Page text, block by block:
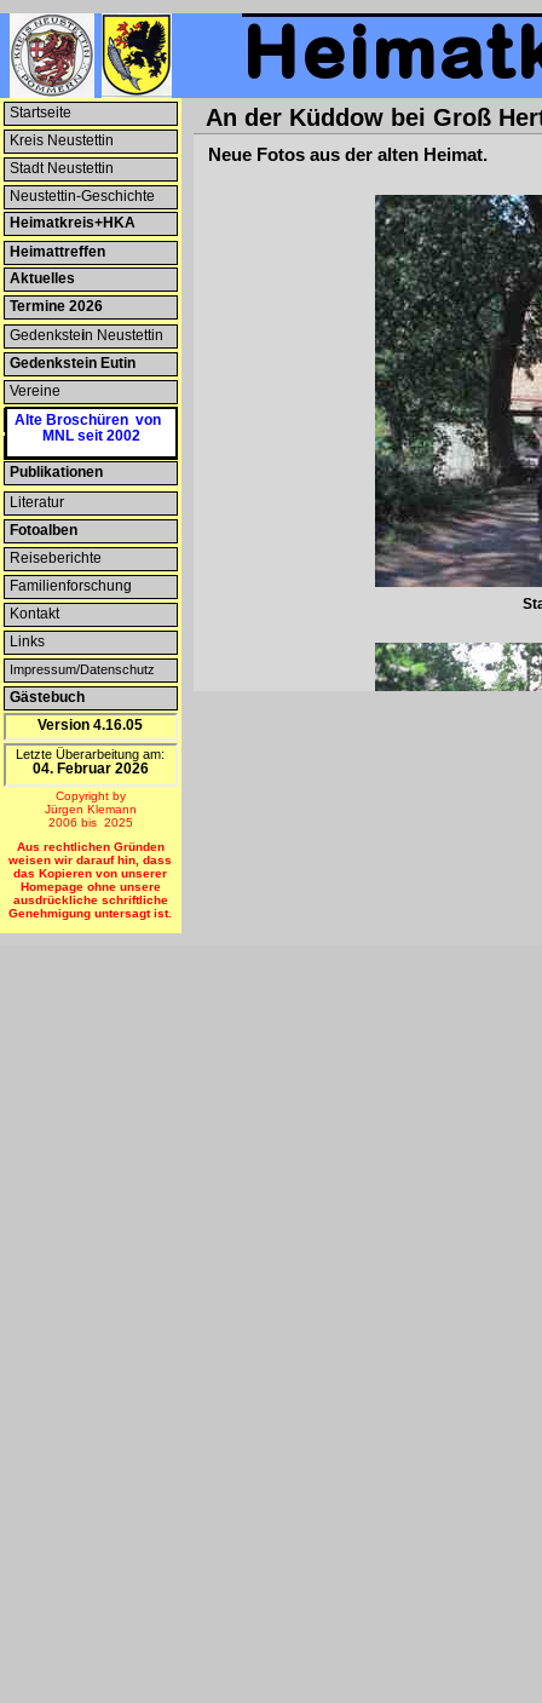
Neue Fotos aus der alten Heimat.
Termine 2026
Startseite
Kreis Neustettin
Heimatkreis+HKA
Aktuelles
Vereine
Patenschaften
Heimatmuseum
Publikationen
Literatur
Fotoalben
Familienforschung
Kontakt
Links
Impressum/Datenschutz
Gästebuch
Version 4.16.05
Letzte Überarbeitung am:
04. Februar 2026
Stadt Neustettin
Copyright by
Jürgen Klemann
2006 bis 2025
Aus rechtlichen Gründen
weisen wir darauf hin, dass
das Kopieren von unserer
Homepage ohne unsere
ausdrückliche schriftliche
Genehmigung untersagt ist.
Reiseberichte
Heimattreffen
Gedenkstein Neustettin
Neustettin-Geschichte
Alte Broschüren von
MNL seit 2002
Gedenkstein Eutin
An der Küddow bei Groß